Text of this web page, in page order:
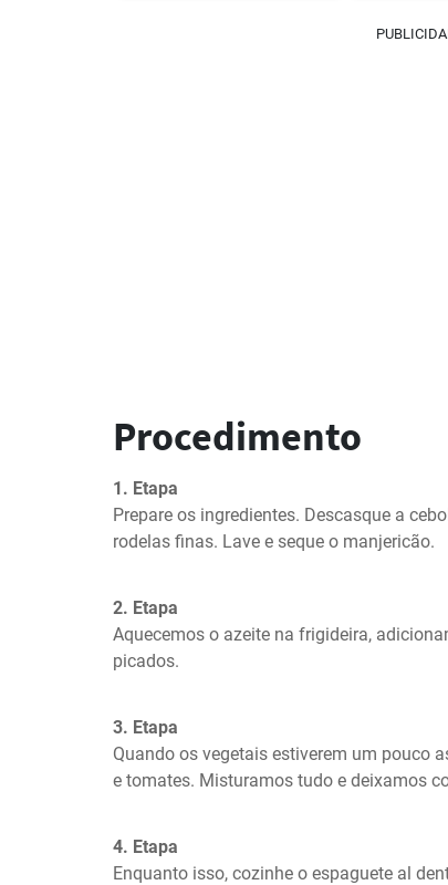
Procedimento
1. Etapa
Prepare os ingredientes. Descasque a
rodelas finas. Lave e seque o manjericão.
2. Etapa
Aquecemos o azeite na frigideira,
picados.
3. Etapa
Quando os vegetais estiverem um pouco
e tomates. Misturamos tudo e deixamos
4. Etapa
Enquanto isso, cozinhe o espaguete al